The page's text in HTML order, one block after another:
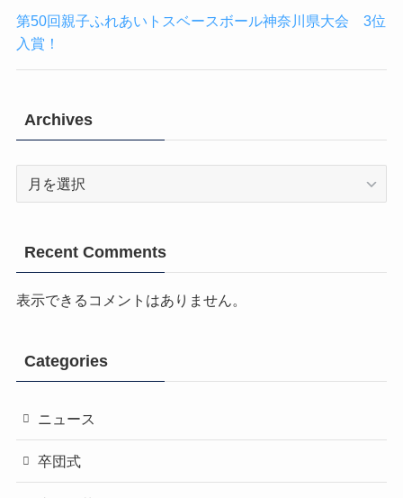
第50回親子ふれあいトスベースボール神奈川県大会 3位
入賞！
Archives
Archives
Recent Comments
表示できるコメントはありません。
Categories
ニュース
卒団式